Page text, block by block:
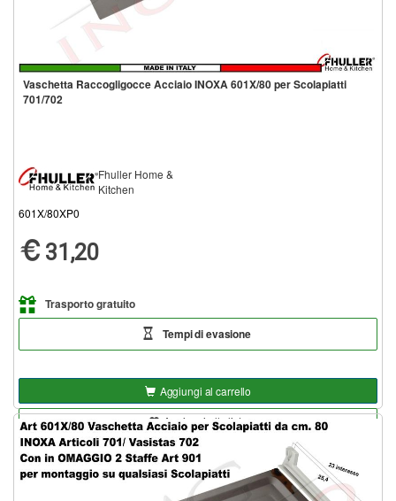
Vaschetta Raccogligocce Acciaio INOXA 601X/80 per Scolapiatti
701/702
Fhuller Home &
Kitchen
601X/80XP0
31,20
Trasporto gratuito
Tempi di evasione
Aggiungi al carrello
Aggiungi alla lista